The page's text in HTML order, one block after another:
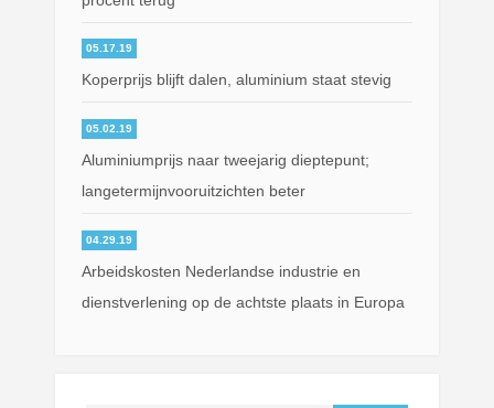
05.17.19
Koperprijs blijft dalen, aluminium staat stevig
05.02.19
Aluminiumprijs naar tweejarig dieptepunt;
langetermijnvooruitzichten beter
04.29.19
Arbeidskosten Nederlandse industrie en
dienstverlening op de achtste plaats in Europa